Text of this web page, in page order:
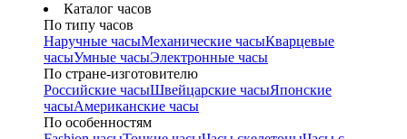
Каталог часов
По типу часов
Наручные часыМеханические часыКварцевые
часыУмные часыЭлектронные часы
По стране-изготовителю
Российские часыШвейцарские часыЯпонские
часыАмериканские часы
По особенностям